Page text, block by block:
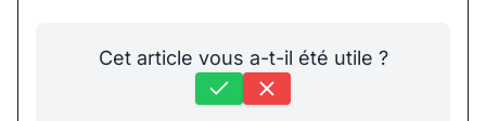
Cet article vous a-t-il été utile ?